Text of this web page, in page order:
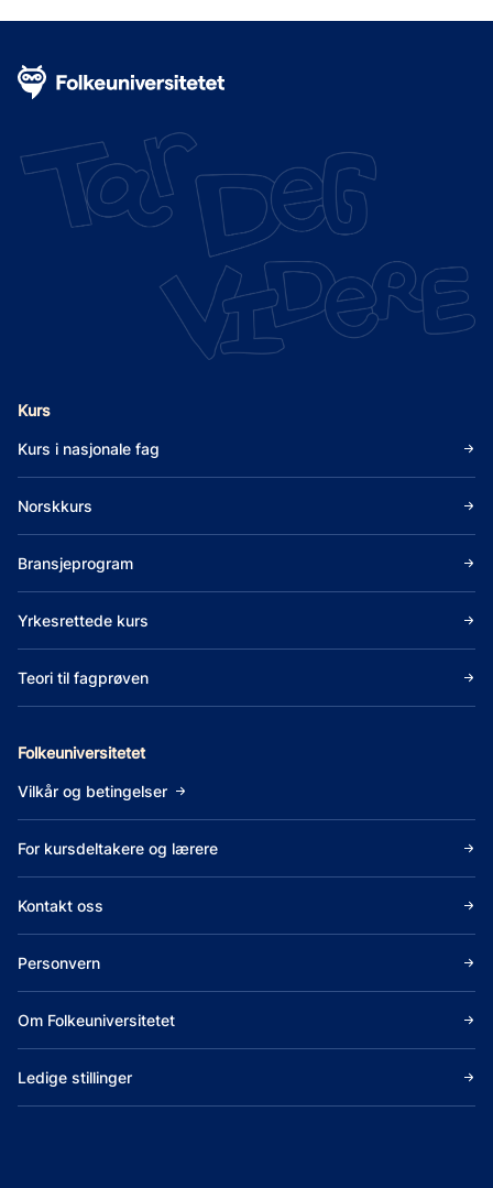
Kurs
Kurs i nasjonale fag
Norskkurs
Bransjeprogram
Yrkesrettede kurs
Teori til fagprøven
Folkeuniversitetet
Vilkår og betingelser
For kursdeltakere og lærere
Kontakt oss
Personvern
Om Folkeuniversitetet
Ledige stillinger